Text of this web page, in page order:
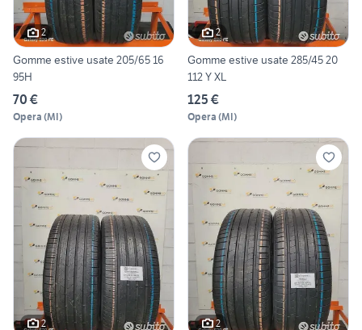
2
Gomme estive usate 205/65 16
95H
70 €
Opera (MI)
2
Gomme estive usate 285/45 20
112 Y XL
125 €
Opera (MI)
2 2